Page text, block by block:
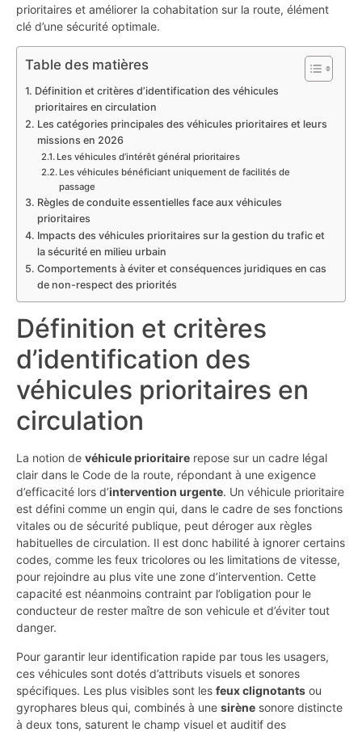
prioritaires et améliorer la cohabitation sur la route, élément
clé d’une sécurité optimale.
Table des matières
Définition et critères d’identification des véhicules
prioritaires en circulation
Les catégories principales des véhicules prioritaires et leurs
missions en 2026
Les véhicules d’intérêt général prioritaires
Les véhicules bénéficiant uniquement de facilités de
passage
Règles de conduite essentielles face aux véhicules
prioritaires
Impacts des véhicules prioritaires sur la gestion du trafic et
la sécurité en milieu urbain
Comportements à éviter et conséquences juridiques en cas
de non-respect des priorités
Définition et critères
d’identification des
véhicules prioritaires en
circulation
La notion de véhicule prioritaire repose sur un cadre légal
clair dans le Code de la route, répondant à une exigence
d’efficacité lors d’intervention urgente. Un véhicule prioritaire
est défini comme un engin qui, dans le cadre de ses fonctions
vitales ou de sécurité publique, peut déroger aux règles
habituelles de circulation. Il est donc habilité à ignorer certains
codes, comme les feux tricolores ou les limitations de vitesse,
pour rejoindre au plus vite une zone d’intervention. Cette
capacité est néanmoins contraint par l’obligation pour le
conducteur de rester maître de son vehicule et d’éviter tout
danger.
Pour garantir leur identification rapide par tous les usagers,
ces véhicules sont dotés d’attributs visuels et sonores
spécifiques. Les plus visibles sont les feux clignotants ou
gyrophares bleus qui, combinés à une sirène sonore distincte
à deux tons, saturent le champ visuel et auditif des